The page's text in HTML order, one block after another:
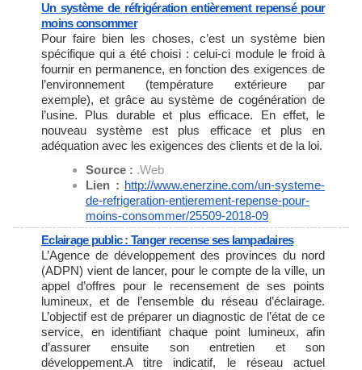
Un système de réfrigération entièrement repensé pour
moins consommer
Pour faire bien les choses, c’est un système bien
spécifique qui a été choisi : celui-ci module le froid à
fournir en permanence, en fonction des exigences de
l’environnement (température extérieure par
exemple), et grâce au système de cogénération de
l’usine. Plus durable et plus efficace. En effet, le
nouveau système est plus efficace et plus en
adéquation avec les exigences des clients et de la loi.
Source : .Web
Lien : http://www.enerzine.com/un-systeme-
de-refrigeration-entierement-repense-pour-
moins-consommer/25509-2018-09
Eclairage public : Tanger recense ses lampadaires
L’Agence de développement des provinces du nord
(ADPN) vient de lancer, pour le compte de la ville, un
appel d’offres pour le recensement de ses points
lumineux, et de l’ensemble du réseau d’éclairage.
L’objectif est de préparer un diagnostic de l’état de ce
service, en identifiant chaque point lumineux, afin
d’assurer ensuite son entretien et son
développement.A titre indicatif, le réseau actuel